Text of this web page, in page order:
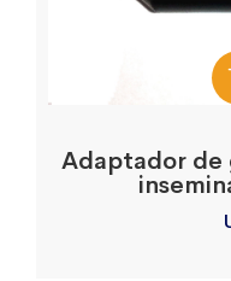
Adaptador de